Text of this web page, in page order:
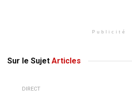
Publicité
Sur le Sujet Articles
DIRECT